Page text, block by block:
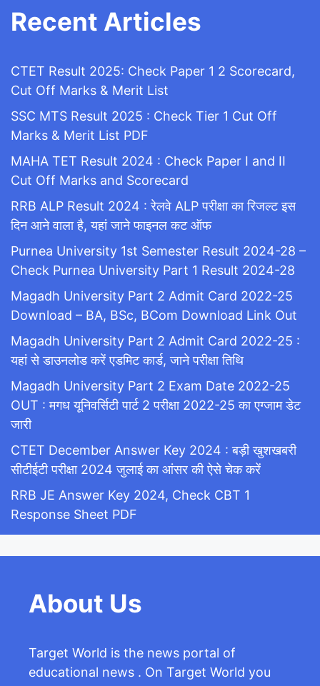
Recent Articles
CTET Result 2025: Check Paper 1 2 Scorecard,
Cut Off Marks & Merit List
SSC MTS Result 2025 : Check Tier 1 Cut Off
Marks & Merit List PDF
MAHA TET Result 2024 : Check Paper I and II
Cut Off Marks and Scorecard
RRB ALP Result 2024 : रेलवे ALP परीक्षा का रिजल्ट इस
दिन आने वाला है, यहां जाने फाइनल कट ऑफ
Purnea University 1st Semester Result 2024-28 –
Check Purnea University Part 1 Result 2024-28
Magadh University Part 2 Admit Card 2022-25
Download – BA, BSc, BCom Download Link Out
Magadh University Part 2 Admit Card 2022-25 :
यहां से डाउनलोड करें एडमिट कार्ड, जाने परीक्षा तिथि
Magadh University Part 2 Exam Date 2022-25
OUT : मगध यूनिवर्सिटी पार्ट 2 परीक्षा 2022-25 का एग्जाम डेट
जारी
CTET December Answer Key 2024 : बड़ी खुशखबरी
सीटीईटी परीक्षा 2024 जुलाई का आंसर की ऐसे चेक करें
RRB JE Answer Key 2024, Check CBT 1
Response Sheet PDF
About Us
Target World is the news portal of
educational news . On Target World you